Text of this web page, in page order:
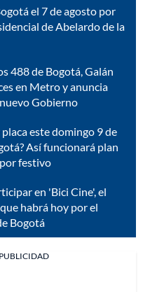
el 7 de agosto por
de Abelardo de la
488 de Bogotá, Galán
en Metro y anuncia
Gobierno
este domingo 9 de
Así funcionará plan
festivo
en 'Bici Cine', el
habrá hoy por el
Bogotá
PUBLICIDAD